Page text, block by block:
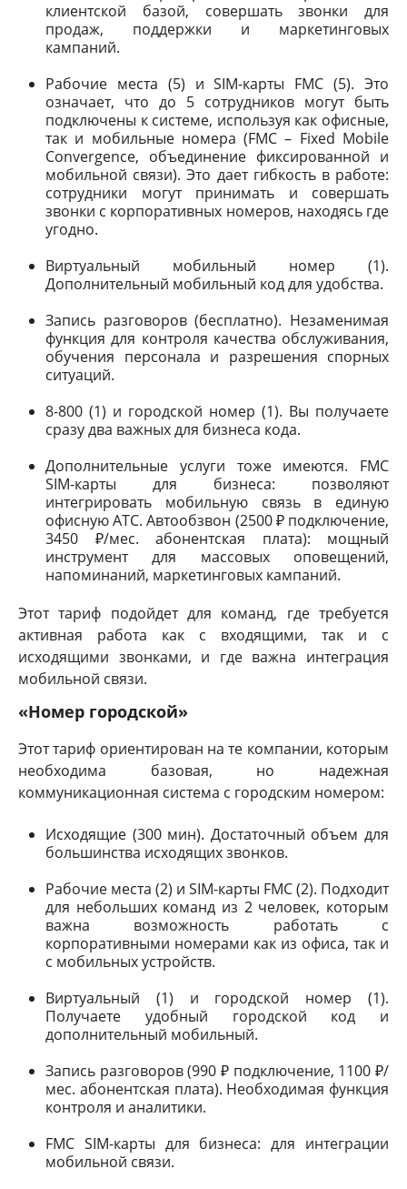
клиентской базой, совершать звонки для
продаж, поддержки и маркетинговых
кампаний.
Рабочие места (5) и SIM-карты FMC (5). Это
означает, что до 5 сотрудников могут быть
подключены к системе, используя как офисные,
так и мобильные номера (FMC – Fixed Mobile
Convergence, объединение фиксированной и
мобильной связи). Это дает гибкость в работе:
сотрудники могут принимать и совершать
звонки с корпоративных номеров, находясь где
угодно.
Виртуальный мобильный номер (1).
Дополнительный мобильный код для удобства.
Запись разговоров (бесплатно). Незаменимая
функция для контроля качества обслуживания,
обучения персонала и разрешения спорных
ситуаций.
8-800 (1) и городской номер (1). Вы получаете
сразу два важных для бизнеса кода.
Дополнительные услуги тоже имеются. FMC
SIM-карты для бизнеса: позволяют
интегрировать мобильную связь в единую
офисную АТС. Автообзвон (2500 ₽ подключение,
3450 ₽/мес. абонентская плата): мощный
инструмент для массовых оповещений,
напоминаний, маркетинговых кампаний.
Этот тариф подойдет для команд, где требуется
активная работа как с входящими, так и с
исходящими звонками, и где важна интеграция
мобильной связи.
«Номер городской»
Этот тариф ориентирован на те компании, которым
необходима базовая, но надежная
коммуникационная система с городским номером:
Исходящие (300 мин). Достаточный объем для
большинства исходящих звонков.
Рабочие места (2) и SIM-карты FMC (2). Подходит
для небольших команд из 2 человек, которым
важна возможность работать с
корпоративными номерами как из офиса, так и
с мобильных устройств.
Виртуальный (1) и городской номер (1).
Получаете удобный городской код и
дополнительный мобильный.
Запись разговоров (990 ₽ подключение, 1100 ₽/
мес. абонентская плата). Необходимая функция
контроля и аналитики.
FMC SIM-карты для бизнеса: для интеграции
мобильной связи.